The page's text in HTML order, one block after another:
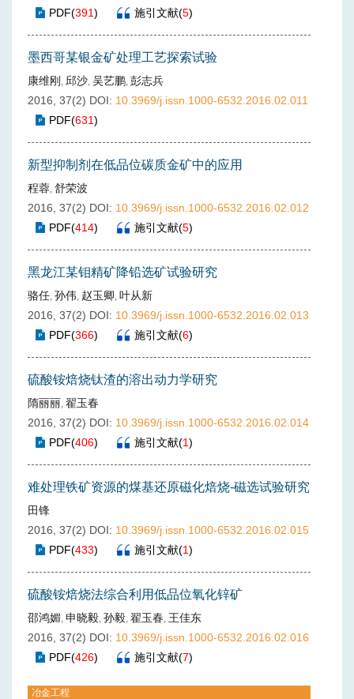
PDF(391) 施引文献(5)
墨西哥某银金矿处理工艺探索试验
康维刚 , 邱沙, 吴艺鹏, 彭志兵
2016, 37(2) DOI: 10.3969/j.issn.1000-6532.2016.02.011
PDF(631)
新型抑制剂在低品位碳质金矿中的应用
程蓉, 舒荣波
2016, 37(2) DOI: 10.3969/j.issn.1000-6532.2016.02.012
PDF(414) 施引文献(5)
黑龙江某钼精矿降铅选矿试验研究
骆任, 孙伟, 赵玉卿, 叶从新
2016, 37(2) DOI: 10.3969/j.issn.1000-6532.2016.02.013
PDF(366) 施引文献(6)
硫酸铵焙烧钛渣的溶出动力学研究
隋丽丽, 翟玉春
2016, 37(2) DOI: 10.3969/j.issn.1000-6532.2016.02.014
PDF(406) 施引文献(1)
难处理铁矿资源的煤基还原磁化焙烧-磁选试验研究
田锋
2016, 37(2) DOI: 10.3969/j.issn.1000-6532.2016.02.015
PDF(433) 施引文献(1)
硫酸铵焙烧法综合利用低品位氧化锌矿
邵鸿媚, 申晓毅, 孙毅, 翟玉春, 王佳东
2016, 37(2) DOI: 10.3969/j.issn.1000-6532.2016.02.016
PDF(426) 施引文献(7)
冶金工程